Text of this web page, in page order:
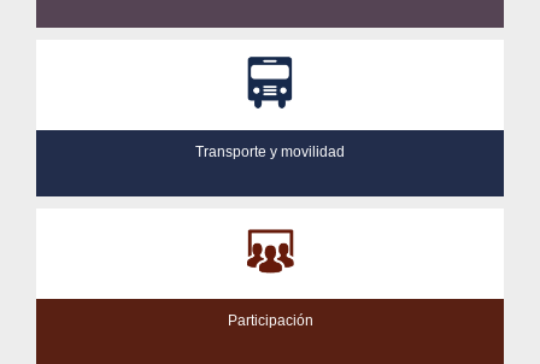
Transporte y movilidad
Participación